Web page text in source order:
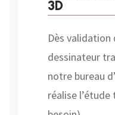
3D
Dès validation
dessinateur
notre bureau
réalise